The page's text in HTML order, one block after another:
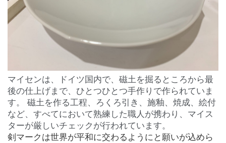
マイセンは、ドイツ国内で、磁土を掘るところから最
後の仕上げまで、ひとつひとつ手作りで作られていま
す。 磁土を作る工程、ろくろ引き、施釉、焼成、絵付
など、すべてにおいて熟練した職人が携わり、マイス
ターが厳しいチェックが行われています。
剣マークは世界が平和に交わるようにと願いが込めら